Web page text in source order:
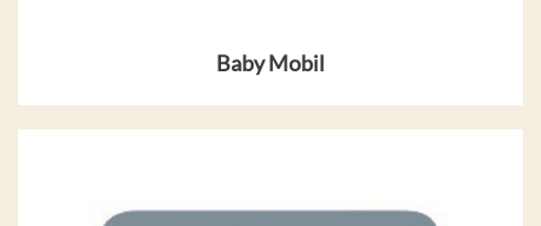
Baby Mobil